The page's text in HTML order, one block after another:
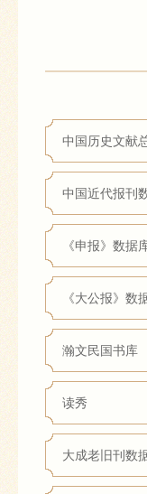
中国历史文献
中国近代报刊
《申报》数据
《大公报》数
瀚文民国书库
读秀
大成老旧刊数